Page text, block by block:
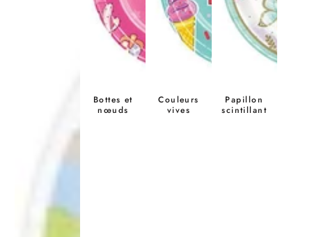
Bottes et
nœuds
Couleurs
vives
Papillon
scintillant